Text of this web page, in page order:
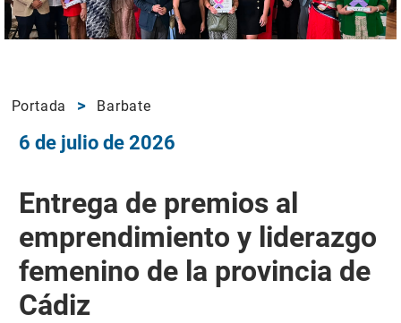
Portada Barbate
6 de julio de 2026
Entrega de premios al
emprendimiento y liderazgo
femenino de la provincia de
Cádiz